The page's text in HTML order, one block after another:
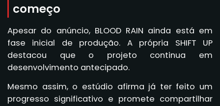
começo
Apesar do anúncio, BLOOD RAIN ainda está em
fase inicial de produção. A própria SHIFT UP
destacou que o projeto continua em
desenvolvimento antecipado.
Mesmo assim, o estúdio afirma já ter feito um
progresso significativo e promete compartilhar